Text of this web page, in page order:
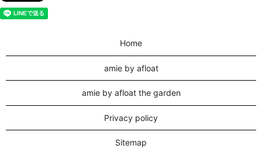
Home
amie by afloat
amie by afloat the garden
Privacy policy
Sitemap